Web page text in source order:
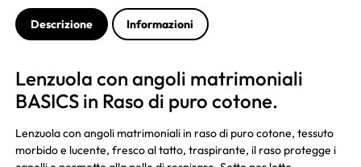
Descrizione Informazioni
Lenzuola con angoli matrimoniali
BASICS in Raso di puro cotone.
Lenzuola con angoli matrimoniali in raso di puro cotone, tessuto
morbido e lucente, fresco al tatto, traspirante, il raso protegge i